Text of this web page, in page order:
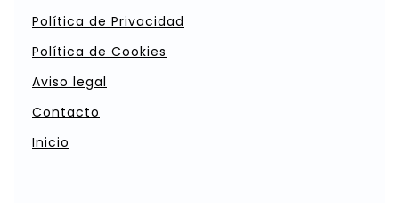
Política de Privacidad
Política de Cookies
Aviso legal
Contacto
Inicio